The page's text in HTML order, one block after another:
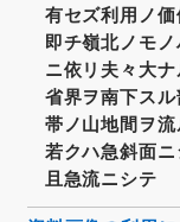
有セズ利用ノ
即チ嶺北ノモ
ニ依リ夫々大
省界ヲ南下ス
帯ノ山地間ヲ
若クハ急斜面
且急流ニシテ